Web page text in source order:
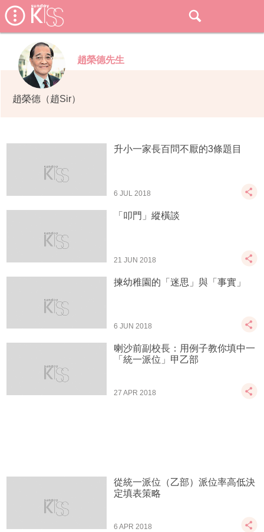
趙榮德先生
趙榮德（趙Sir）
升小一家長百問不厭的3條題目
6 JUL 2018
「叩門」縱橫談
21 JUN 2018
揀幼稚園的「迷思」與「事實」
6 JUN 2018
喇沙前副校長：用例子教你填中一
「統一派位」甲乙部
27 APR 2018
從統一派位（乙部）派位率高低決
定填表策略
6 APR 2018